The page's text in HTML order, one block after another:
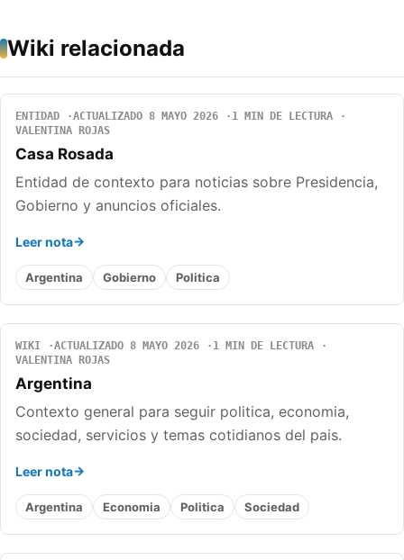
Wiki relacionada
ENTIDAD ACTUALIZADO 8 MAYO 2026
1 MIN DE LECTURA
VALENTINA ROJAS
Casa Rosada
Entidad de contexto para noticias sobre Presidencia,
Gobierno y anuncios oficiales.
Leer nota
Argentina Gobierno Politica
WIKI ACTUALIZADO 8 MAYO 2026
1 MIN DE LECTURA
VALENTINA ROJAS
Argentina
Contexto general para seguir politica, economia,
sociedad, servicios y temas cotidianos del pais.
Leer nota
Argentina Economia Politica Sociedad